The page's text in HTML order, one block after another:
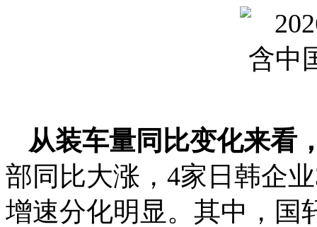
从装车量同比变化来看
部同比大涨，4家日韩企
增速分化明显。其中，国